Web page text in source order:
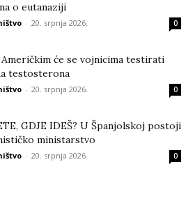
o eutanaziji
- 20. srpnja 2026. 0
Američkim će se vojnicima testirati
testosterona
- 20. srpnja 2026. 0
GDJE IDEŠ? U Španjolskoj postoji
ministarstvo
- 20. srpnja 2026. 0